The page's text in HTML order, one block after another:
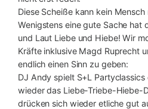
Diese Scheiße kann kein
Wenigstens eine gute Sache hat
und Laut Liebe und Hiebe! Wir
Kräfte inklusive Magd Ruprecht
endlich einen Sinn zu geben:
DJ Andy spielt S+L
wieder das Liebe-Triebe-Hiebe-
drücken sich wieder etliche gut